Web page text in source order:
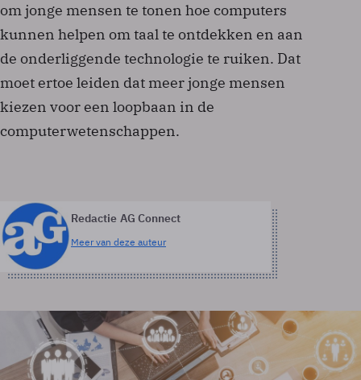
om jonge mensen te tonen hoe computers
kunnen helpen om taal te ontdekken en aan
de onderliggende technologie te ruiken. Dat
moet ertoe leiden dat meer jonge mensen
kiezen voor een loopbaan in de
computerwetenschappen.
Redactie AG Connect
Meer van deze auteur